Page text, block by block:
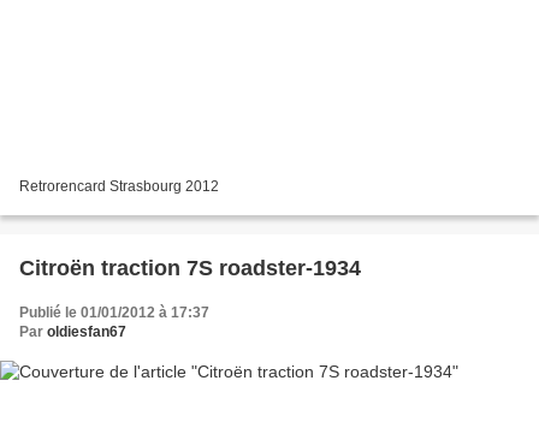
Retrorencard Strasbourg 2012
Citroën traction 7S roadster-1934
Publié le 01/01/2012 à 17:37
Par oldiesfan67